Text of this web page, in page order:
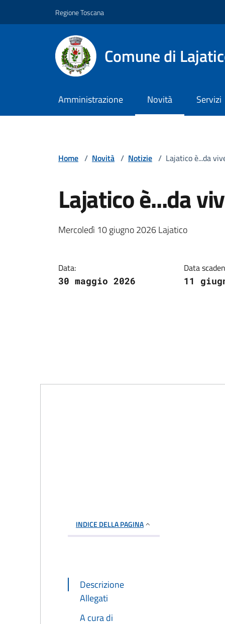
Regione Toscana
Comune di
Amministrazione Novità Servizi
Home / Novità / Notizie / Lajatico è...da
Lajatico è...da
Dettagli della
Mercoledì 10 giugno 2026 Lajatico
Data:
30 maggio 2026
Data
11
INDICE DELLA PAGINA
Descrizione
Allegati
A cura di